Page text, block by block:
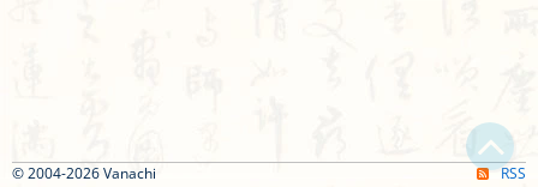
© 2004-2026 Vanachi RSS